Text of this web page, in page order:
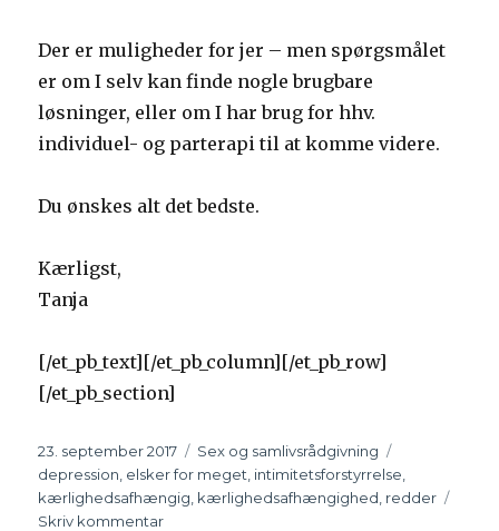
Der er muligheder for jer – men spørgsmålet
er om I selv kan finde nogle brugbare
løsninger, eller om I har brug for hhv.
individuel- og parterapi til at komme videre.
Du ønskes alt det bedste.
Kærligst,
Tanja
[/et_pb_text][/et_pb_column][/et_pb_row]
[/et_pb_section]
Udgivet
23. september 2017 Kategorier
Sex og samlivsrådgivning
depression elsker for meget intimitetsforstyrrelse
kærlighedsafhængig kærlighedsafhængighed redder
Skriv kommentar